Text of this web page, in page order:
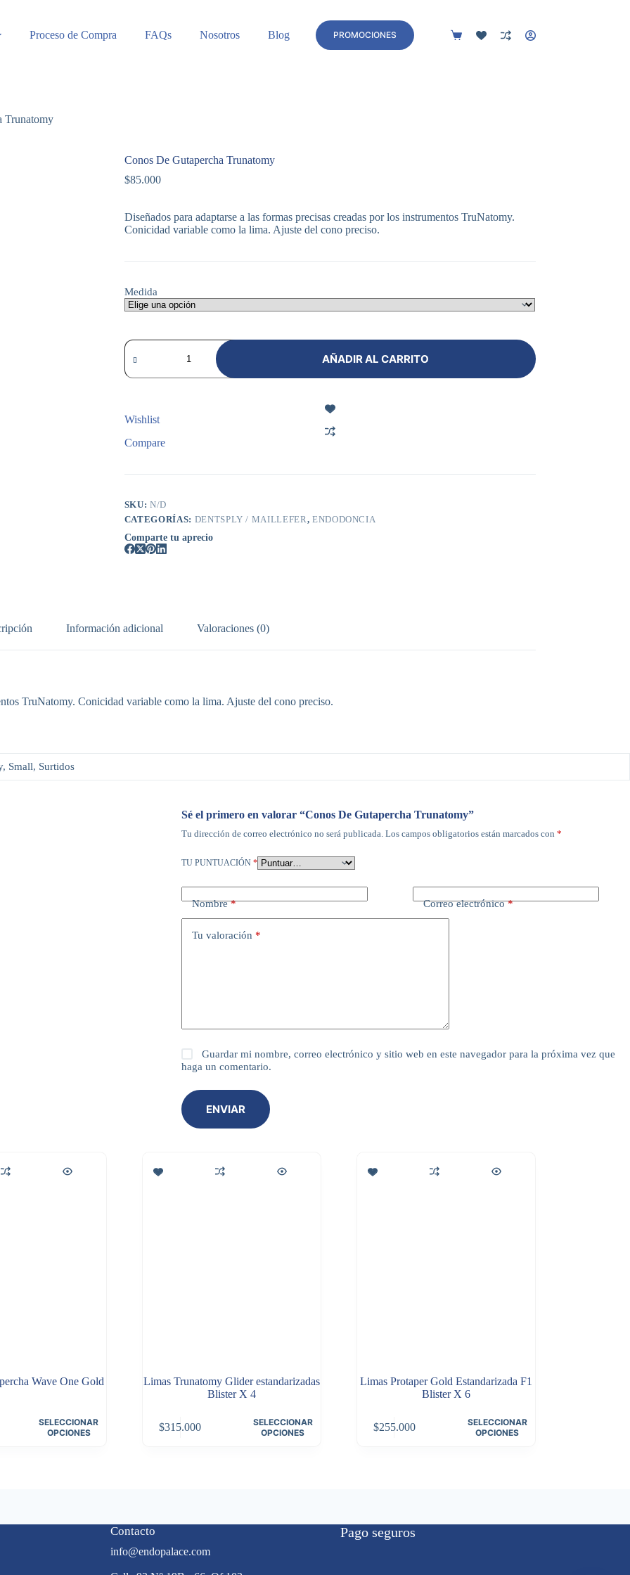
Proceso de Compra FAQs Nosotros Blog Contacto
PROMOCIONES
Carro
Trunatomy
Conos De Gutapercha Trunatomy
$85.000
Diseñados para adaptarse a las formas precisas creadas por los instrumentos TruNatomy.
Conicidad variable como la lima. Ajuste del cono preciso.
Medida
Conos
De
Gutapercha
Trunatomy
AÑADIR AL CARRITO
Wishlist
Compare
SKU:N/D
CATEGORÍAS: DENTSPLY / MAILLEFER, ENDODONCIA
Comparte tu aprecio
Información adicional Valoraciones (0)
TruNatomy. Conicidad variable como la lima. Ajuste del cono preciso.
Small, Surtidos
Sé el primero en valorar “Conos De Gutapercha Trunatomy”
Tu dirección de correo electrónico no será publicada. Los campos obligatorios están marcados con *
TU PUNTUACIÓN *
Nombre* Correo electrónico*
Tu valoración *
Guardar mi nombre, correo electrónico y sitio web en este navegador para la próxima vez que
haga un comentario.
ENVIAR
Wave One Gold
SELECCIONAR
OPCIONES
Limas Trunatomy Glider estandarizadas
Blister X 4
$315.000
SELECCIONAR
OPCIONES
producto
elegir
la
Limas Protaper Gold Estandarizada F1
Blister X 6
$255.000
SELECCIONAR
OPCIONES
producto
elegir
en
Contacto
info@endopalace.com
Pago seguros